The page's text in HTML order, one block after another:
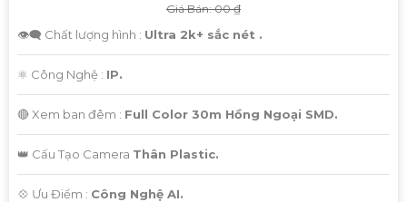
Giá Bán: 00 ₫
👁️‍🗨 Chất lượng hình : Ultra 2k+ sắc nét .
⚛️ Công Nghệ : IP.
🔴 Xem ban đêm : Full Color 30m Hồng Ngoại SMD.
👑 Cấu Tạo Camera Thân Plastic.
️💠 Ưu Điểm : Công Nghệ AI.